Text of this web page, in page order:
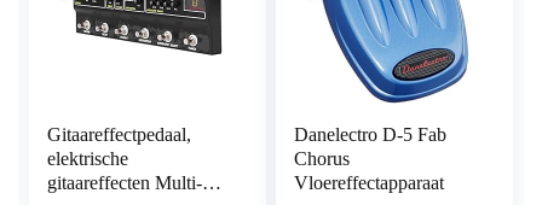
Gitaareffectpedaal,
elektrische
gitaareffecten Multi-
Danelectro D-5 Fab
Chorus
Vloereffectapparaat